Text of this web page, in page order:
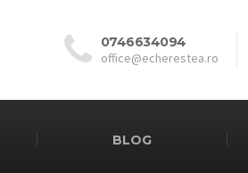
0746634094
office@echerestea.ro
BLOG